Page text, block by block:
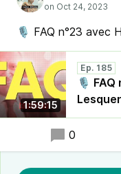
🎙 FAQ n°23 avec
1:59:15
Ep. 185
🎙 FAQ
0